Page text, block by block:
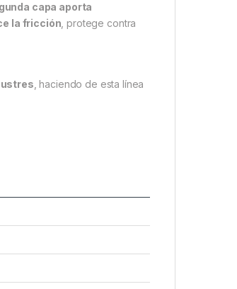
capa aporta
la fricción , protege contra
, haciendo de esta línea